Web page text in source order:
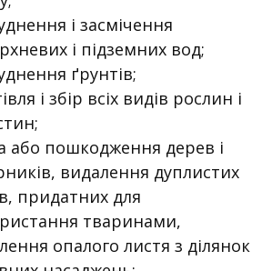
і засмічення
і підземних вод;
ґрунтів;
і збір всіх видів рослин і
або пошкодження дерев і
видалення дуплистих
придатних для
тваринами,
опалого листя з ділянок